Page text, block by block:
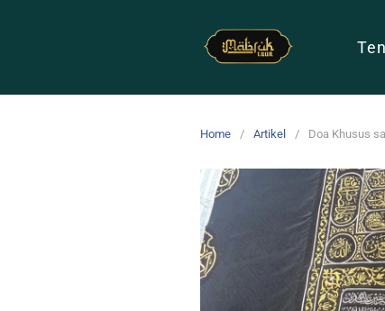
Home Artikel Doa Khusus